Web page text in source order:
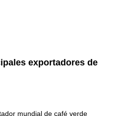
exportadores de
mundial de café verde